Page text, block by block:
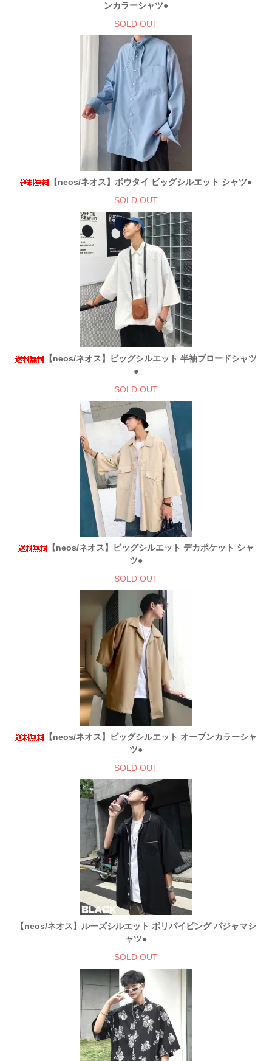
ンカラーシャツ●
SOLD OUT
【neos/ネオス】ボウタイ ビッグシルエット シャツ●
SOLD OUT
【neos/ネオス】ビッグシルエット 半袖ブロードシャツ
●
SOLD OUT
【neos/ネオス】ビッグシルエット デカポケット シャ
ツ●
SOLD OUT
【neos/ネオス】ビッグシルエット オープンカラーシャ
ツ●
SOLD OUT
【neos/ネオス】ルーズシルエット ポリパイピング パジャマシ
ャツ●
SOLD OUT